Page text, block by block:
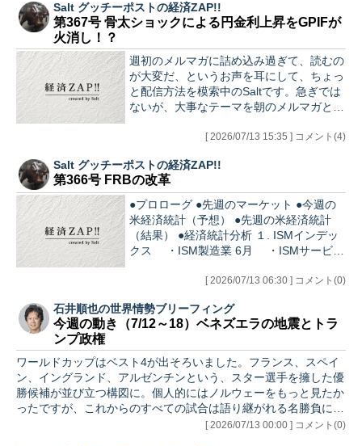
イントを絞り込んで解説します。 ＊＊＊＊＊＊＊＊＊＊＊ 米・
イランの合意崩壊とホルムズ海峡再封鎖 ＊＊＊＊＊＊＊＊＊＊
＊ ●イランの強気 ●トランプの強気 ●戦闘の見通し ●原油価格…
Salt グッチーポストの経済ZAP!!
第367号 骨太ショックによる円金利上昇をGPIFが
火消し！？
週初のメルマガに詰め込み過ぎて、読むの
が大変だ、というお声を耳にして、ちょっ
と配信方法を模索中のSaltです。急ぎでは
ないが、大事なテーマを朝のメルマガとは
よる円金利上昇をGPIFが火消し！？ 先週
しい展開となった。 前週に政府がまとめ
た「骨太の方針」原案に「適切な金融政策
運営が行われることも非常に重要だ」と明
記されたことが、追加利上げを志向する日
銀をけん制するものと市場に受け止められ
た。 これによって、中銀の独立性を脅か
しかねず、結果として「引き締めの遅れ＝
ビハインド・ザ・カーブ」に陥りかねない
[ 2026/07/13 15:35 ] コメント(4)
Salt グッチーポストの経済ZAP!!
第366号 FRBの改革
●プロローグ ●先週のマーケット ●今週の
米経済統計（予想） ●先週の米経済統計
（結果） ●経済統計分析 １. ISMインデッ
クス ・ISM製造業 6月 ・ISMサービス
〇FOMC議事要旨 〇FRBタスクフォース
経済統計発表がなかった先週だが、ウォー
シュFRB議長になって初のFOMCの議事要
シュ会見は記憶に新しいかもしれないが、
マーケットとの対話やガイダンスの扱いに
独自路線を打ち出していたウォーシュFRB
の今後のスタンスを理解するうえでも、市
場が注目してい…
[ 2026/07/13 06:30 ] コメント(0)
石井順也の世界情勢ブリーフィング
今週の動き（7/12～18）ベネズエラの地震とトラ
ンプ政権
ワールドカップはベスト4が出そろいました。フランス、スペイ
ン、イングランド、アルゼンチンという、スター選手を擁した優
勝候補が並び立つ構図に。個人的にはノルウェーをもっと見たか
ったですが、これからのすべての試合は語り継がれる名勝負にな
るでしょう。まずは今週の準決勝が楽しみです！ さて、今週は[ 2026/07/13 00:00 ] コメント(0)